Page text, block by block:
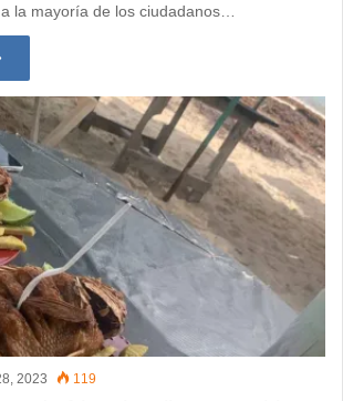
la mayoría de los ciudadanos…
2023 119